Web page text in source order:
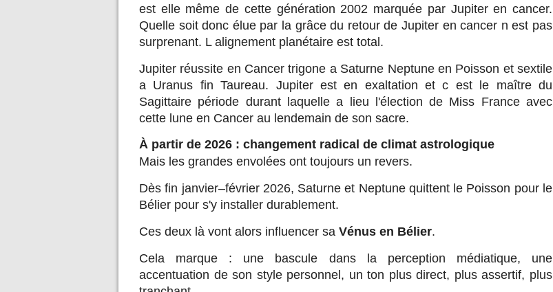
est elle même de cette génération 2002 marquée par Jupiter en cancer.
Quelle soit donc élue par la grâce du retour de Jupiter en cancer n est pas
surprenant. L alignement planétaire est total.
Jupiter réussite en Cancer trigone a Saturne Neptune en Poisson et sextile
a Uranus fin Taureau. Jupiter est en exaltation et c est le maître du
Sagittaire période durant laquelle a lieu l'élection de Miss France avec
cette lune en Cancer au lendemain de son sacre.
À partir de 2026 : changement radical de climat astrologique
Mais les grandes envolées ont toujours un revers.
Dès fin janvier–février 2026, Saturne et Neptune quittent le Poisson pour le
Bélier pour s'y installer durablement.
Ces deux là vont alors influencer sa Vénus en Bélier.
Cela marque : une bascule dans la perception médiatique, une
accentuation de son style personnel, un ton plus direct, plus assertif, plus